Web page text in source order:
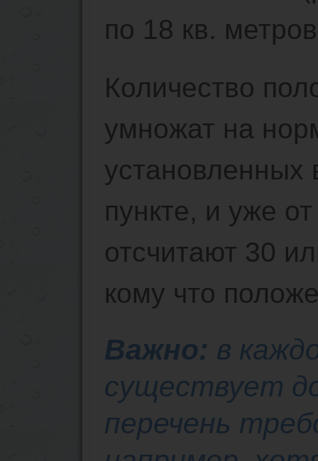
по 18 кв.
Количество
умножат на
пункте, и уже
отсчитают 30
кому что
Важно: в
существует
перечень